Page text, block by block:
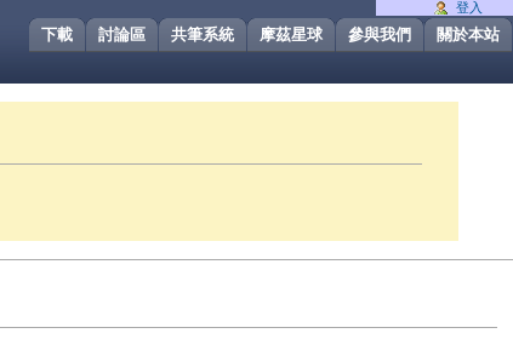
關於本站
參與我們
摩茲星球
共筆系統
討論區
下載
登入